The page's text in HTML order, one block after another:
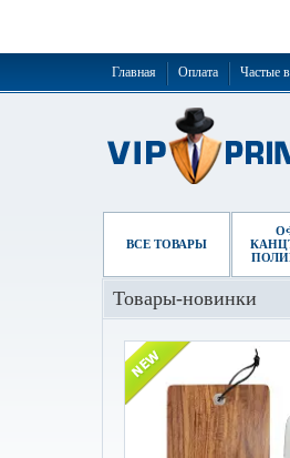
Главная Оплата Частые
ВСЕ ТОВАРЫ
Товары-новинки